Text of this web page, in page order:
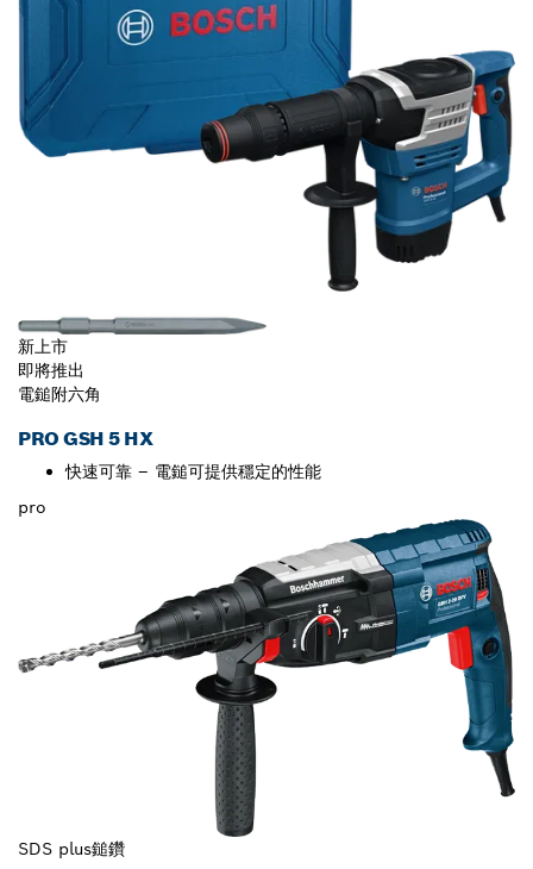
新上市
即將推出
電鎚附六角
PRO GSH 5 HX
快速可靠 – 電鎚可提供穩定的性能
pro
SDS plus鎚鑽